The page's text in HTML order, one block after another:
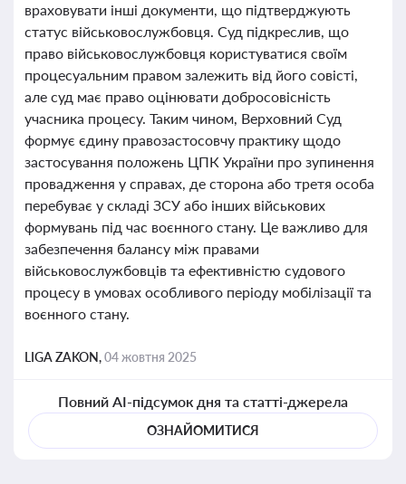
враховувати інші документи, що підтверджують
статус військовослужбовця. Суд підкреслив, що
право військовослужбовця користуватися своїм
процесуальним правом залежить від його совісті,
але суд має право оцінювати добросовісність
учасника процесу. Таким чином, Верховний Суд
формує єдину правозастосовчу практику щодо
застосування положень ЦПК України про зупинення
провадження у справах, де сторона або третя особа
перебуває у складі ЗСУ або інших військових
формувань під час воєнного стану. Це важливо для
забезпечення балансу між правами
військовослужбовців та ефективністю судового
процесу в умовах особливого періоду мобілізації та
воєнного стану.
LIGA ZAKON,04 жовтня 2025
Повний AI-підсумок дня та статті-джерела
ОЗНАЙОМИТИСЯ